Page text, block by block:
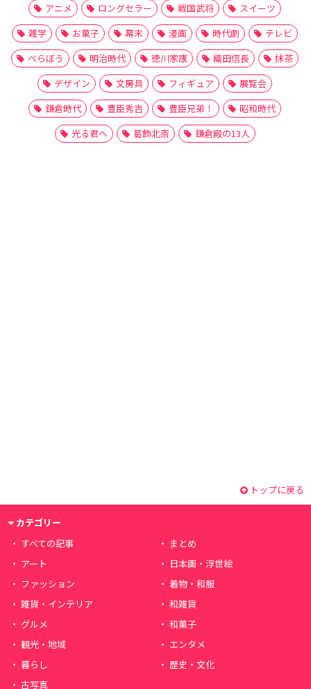
アニメ
ロングセラー 戦国武将
スイーツ
雑学
お菓子 幕末 漫画 時代劇
テレビ
べらぼう
明治時代 徳川家康 織田信長
抹茶
デザイン
文房具 フィギュア
展覧会
鎌倉時代
豊臣秀吉 豊臣兄弟！
昭和時代
光る君へ
葛飾北斎 鎌倉殿の13人
トップに戻る
カテゴリー
すべての記事
まとめ
アート
日本画・浮世絵
ファッション
着物・和服
雑貨・インテリア
和雑貨
グルメ
和菓子
観光・地域
エンタメ
暮らし
歴史・文化
古写真